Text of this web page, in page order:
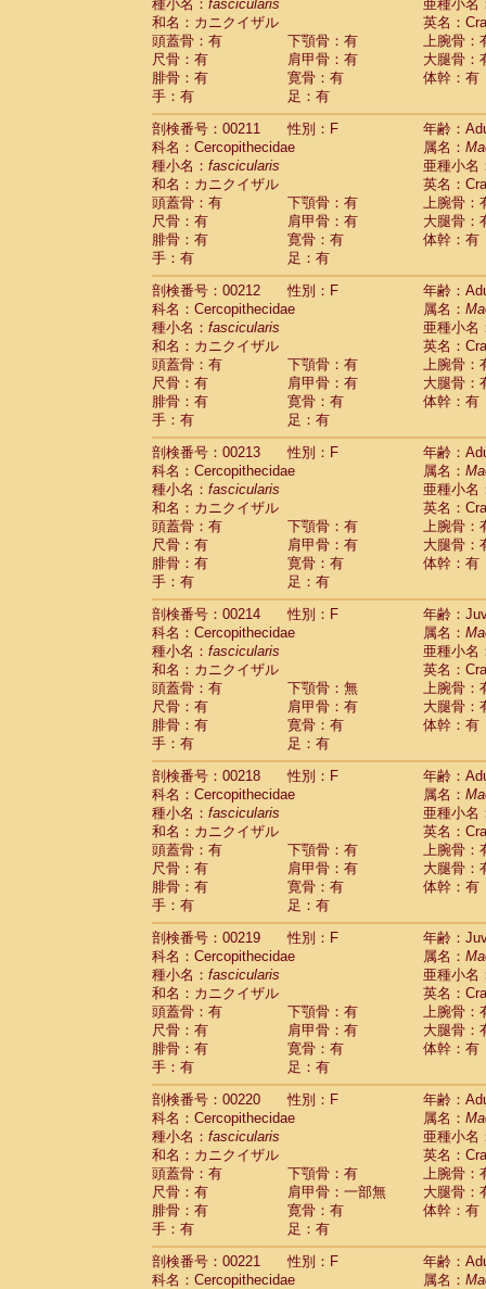
種小名： fascicularis
亜種小名
和名：カニクイザル
英名：
頭蓋骨：有
下顎骨：有
上腕骨：
尺骨：有
肩甲骨：有
大腿骨：
腓骨：有
寛骨：有
体幹：有
手：有
足：有
剖検番号：00211
性別：F
年齢：
科名：Cercopithecidae
属名：
種小名： fascicularis
亜種小名
和名：カニクイザル
英名：
頭蓋骨：有
下顎骨：有
上腕骨：
尺骨：有
肩甲骨：有
大腿骨：
腓骨：有
寛骨：有
体幹：有
手：有
足：有
剖検番号：00212
性別：F
年齢：
科名：Cercopithecidae
属名：
種小名： fascicularis
亜種小名
和名：カニクイザル
英名：
頭蓋骨：有
下顎骨：有
上腕骨：
尺骨：有
肩甲骨：有
大腿骨：
腓骨：有
寛骨：有
体幹：有
手：有
足：有
剖検番号：00213
性別：F
年齢：
科名：Cercopithecidae
属名：
種小名： fascicularis
亜種小名
和名：カニクイザル
英名：
頭蓋骨：有
下顎骨：有
上腕骨：
尺骨：有
肩甲骨：有
大腿骨：
腓骨：有
寛骨：有
体幹：有
手：有
足：有
剖検番号：00214
性別：F
年齢：
科名：Cercopithecidae
属名：
種小名： fascicularis
亜種小名
和名：カニクイザル
英名：
頭蓋骨：有
下顎骨：無
上腕骨：
尺骨：有
肩甲骨：有
大腿骨：
腓骨：有
寛骨：有
体幹：有
手：有
足：有
剖検番号：00218
性別：F
年齢：
科名：Cercopithecidae
属名：
種小名： fascicularis
亜種小名
和名：カニクイザル
英名：
頭蓋骨：有
下顎骨：有
上腕骨：
尺骨：有
肩甲骨：有
大腿骨：
腓骨：有
寛骨：有
体幹：有
手：有
足：有
剖検番号：00219
性別：F
年齢：
科名：Cercopithecidae
属名：
種小名： fascicularis
亜種小名
和名：カニクイザル
英名：
頭蓋骨：有
下顎骨：有
上腕骨：
尺骨：有
肩甲骨：有
大腿骨：
腓骨：有
寛骨：有
体幹：有
手：有
足：有
剖検番号：00220
性別：F
年齢：
科名：Cercopithecidae
属名：
種小名： fascicularis
亜種小名
和名：カニクイザル
英名：
頭蓋骨：有
下顎骨：有
上腕骨：
尺骨：有
肩甲骨：一部無
大腿骨：
腓骨：有
寛骨：有
体幹：有
手：有
足：有
剖検番号：00221
性別：F
年齢：
科名：Cercopithecidae
属名：